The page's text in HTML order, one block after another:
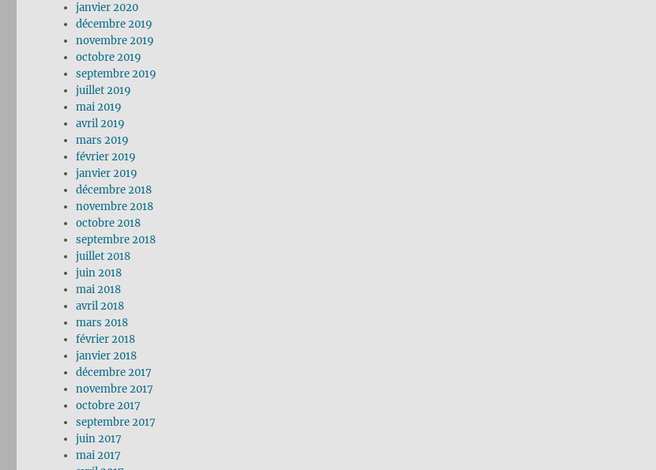
janvier 2020
décembre 2019
novembre 2019
octobre 2019
septembre 2019
juillet 2019
mai 2019
avril 2019
mars 2019
février 2019
janvier 2019
décembre 2018
novembre 2018
octobre 2018
septembre 2018
juillet 2018
juin 2018
mai 2018
avril 2018
mars 2018
février 2018
janvier 2018
décembre 2017
novembre 2017
octobre 2017
septembre 2017
juin 2017
mai 2017